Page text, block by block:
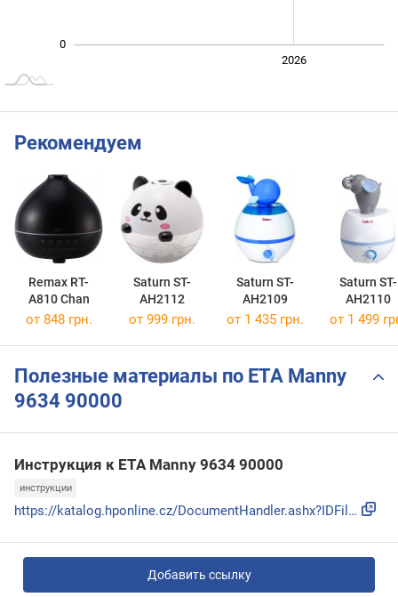
0
2026
Рекомендуем
Remax RT-
A810 Chan
Saturn ST-
AH2112
Saturn ST-
AH2109
Saturn ST-
AH2110
от 848 грн. от 999 грн. от 1 435 грн. от 1 499
Полезные материалы по ETA Manny
9634 90000
Инструкция к ETA Manny 9634 90000
инструкции
https://katalog.hponline.cz/DocumentHandler.ashx?IDFile=580...
Добавить ссылку